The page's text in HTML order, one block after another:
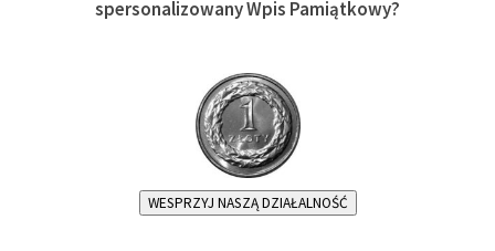
spersonalizowany Wpis Pamiątkowy?
WESPRZYJ NASZĄ DZIAŁALNOŚĆ